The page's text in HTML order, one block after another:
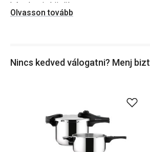
készletein közül.
Olvasson tovább
Nincs kedved válogatni? Menj